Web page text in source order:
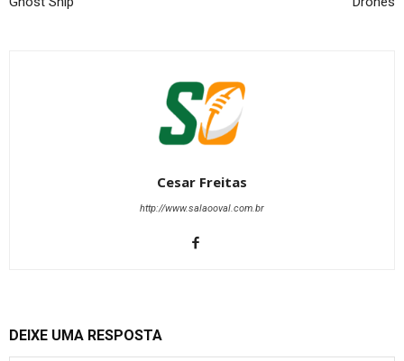
Cesar Freitas
http://www.salaooval.com.br
DEIXE UMA RESPOSTA